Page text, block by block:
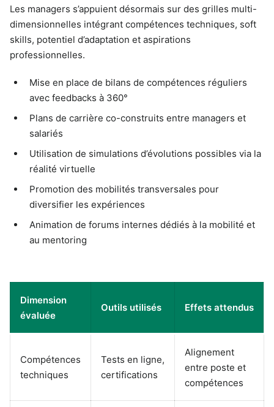
Les managers s’appuient désormais sur des grilles multi-
dimensionnelles intégrant compétences techniques, soft
skills, potentiel d’adaptation et aspirations
professionnelles.
Mise en place de bilans de compétences réguliers
avec feedbacks à 360°
Plans de carrière co-construits entre managers et
salariés
Utilisation de simulations d’évolutions possibles via la
réalité virtuelle
Promotion des mobilités transversales pour
diversifier les expériences
Animation de forums internes dédiés à la mobilité et
au mentoring
Dimension
évaluée
Outils utilisés Effets attendus
Compétences
techniques
Tests en ligne,
certifications
Alignement
entre poste et
compétences